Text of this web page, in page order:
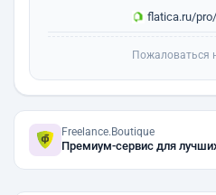
flatica.ru/
Пожаловаться
Freelance.Boutique
Премиум-сервис для